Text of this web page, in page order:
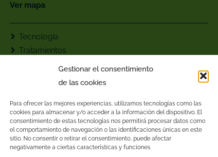
Gestionar el consentimiento
de las cookies
Para ofrecer las mejores experiencias, utilizamos tecnologías como las
cookies para almacenar y/o acceder a la información del dispositivo. El
consentimiento de estas tecnologías nos permitirá procesar datos como
el comportamiento de navegación o las identificaciones únicas en este
sitio. No consentir o retirar el consentimiento, puede afectar
negativamente a ciertas características y funciones.
Ver mapa
Tecnología
Tratamientos
AGC Fisioterapia